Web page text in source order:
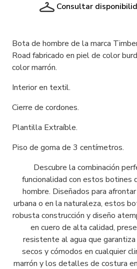
Consultar
Bota de hombre de la marca
Road fabricado en piel de color
color marrón.
Interior en textil.
Cierre de cordones.
Plantilla Extraíble.
Piso de goma de 3 centímetros.
Descubre la combinación
funcionalidad con estos botines
hombre. Diseñados para
urbana o en la naturaleza, estos
robusta construcción y diseño
en cuero de alta calidad,
resistente al agua que
secos y cómodos en cualquier
marrón y los detalles de costura